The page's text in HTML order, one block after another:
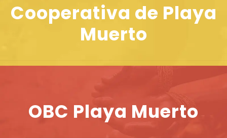
Cooperativa de Playa
Muerto
OBC Playa Muerto